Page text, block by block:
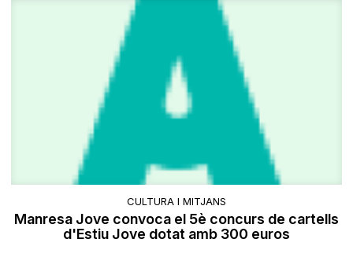
CULTURA I MITJANS
Manresa Jove convoca el 5è concurs de cartells
d'Estiu Jove dotat amb 300 euros